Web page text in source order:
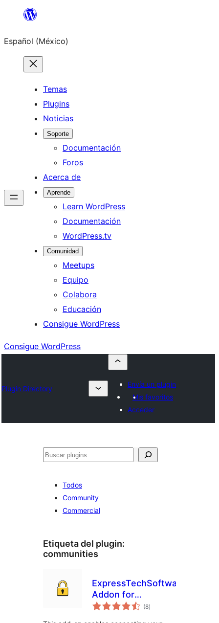
Saltar
contenido
Español (México)
Temas
Plugins
Noticias
Soporte
Documentación
Foros
Acerca de
Aprende
Learn WordPress
Documentación
WordPress.tv
Comunidad
Meetups
Equipo
Colabora
Educación
Consigue WordPress
Consigue WordPress
Plugin Directory
Envía un plugin
Mis favoritos
Acceder
Buscar
Todos
Community
Commercial
Etiqueta del plugin:
communities
ExpressTechSoftwares
Addon for
MemberPress and
(8total
de
)